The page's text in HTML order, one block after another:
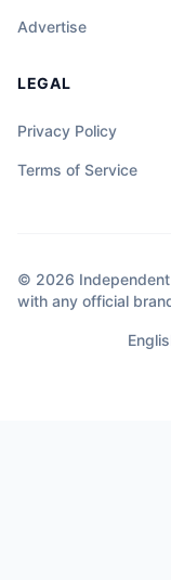
Advertise
LEGAL
Privacy Policy
Terms of Service
© 2026
with any official